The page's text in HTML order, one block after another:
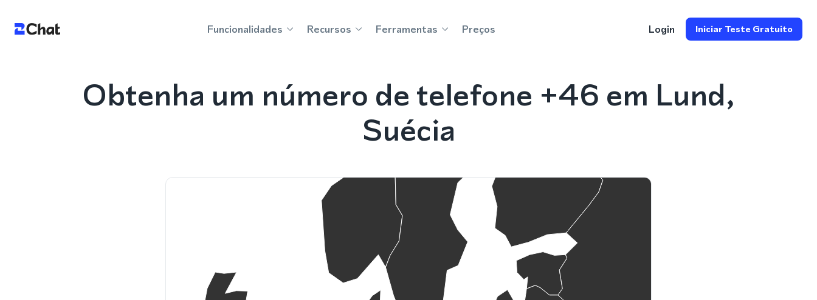
Funcionalidades Recursos Ferramentas Preços Login Iniciar Teste Gratuito
Obtenha um número de telefone +46 em Lund,
Suécia